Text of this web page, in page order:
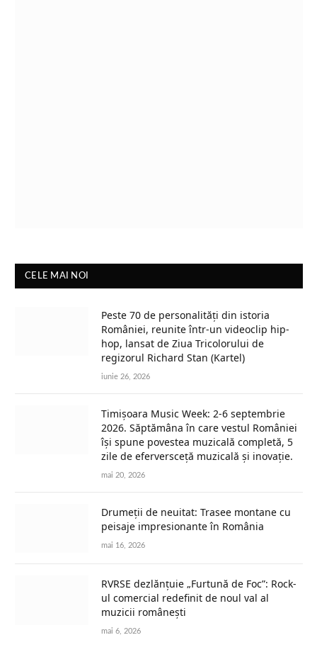
CELE MAI NOI
Peste 70 de personalități din istoria
României, reunite într-un videoclip hip-
hop, lansat de Ziua Tricolorului de
regizorul Richard Stan (Kartel)
iunie 26, 2026
Timișoara Music Week: 2-6 septembrie
2026. Săptămâna în care vestul României
își spune povestea muzicală completă, 5
zile de eferversceță muzicală și inovație.
mai 20, 2026
Drumeții de neuitat: Trasee montane cu
peisaje impresionante în România
mai 16, 2026
RVRSE dezlănțuie „Furtună de Foc”: Rock-
ul comercial redefinit de noul val al
muzicii românești
mai 6, 2026